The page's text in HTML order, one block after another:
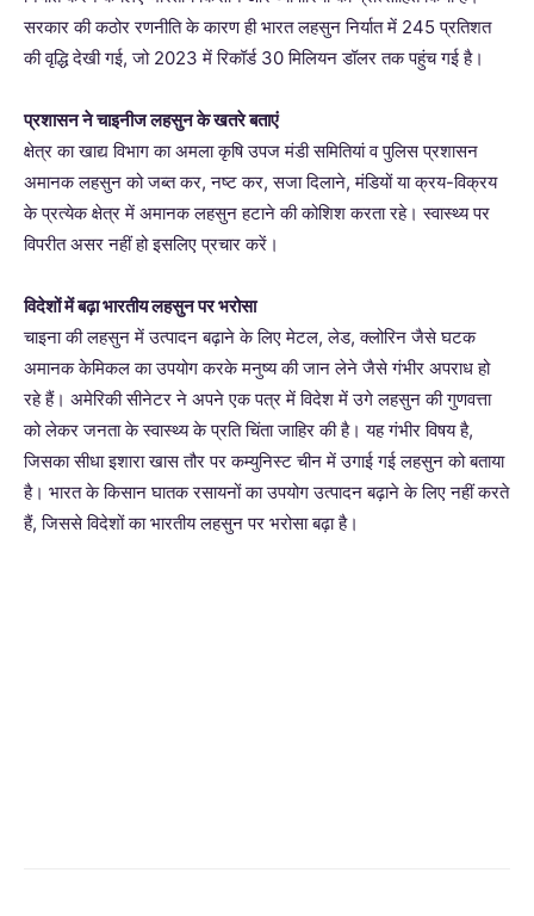
सरकार की कठोर रणनीति के कारण ही भारत लहसुन निर्यात में 245 प्रतिशत
की वृद्धि देखी गई, जो 2023 में रिकॉर्ड 30 मिलियन डॉलर तक पहुंच गई है।
प्रशासन ने चाइनीज लहसुन के खतरे बताएं
क्षेत्र का खाद्य विभाग का अमला कृषि उपज मंडी समितियां व पुलिस प्रशासन
अमानक लहसुन को जब्त कर, नष्ट कर, सजा दिलाने, मंडियों या क्रय-विक्रय
के प्रत्येक क्षेत्र में अमानक लहसुन हटाने की कोशिश करता रहे। स्वास्थ्य पर
विपरीत असर नहीं हो इसलिए प्रचार करें।
विदेशों में बढ़ा भारतीय लहसुन पर भरोसा
चाइना की लहसुन में उत्पादन बढ़ाने के लिए मेटल, लेड, क्लोरिन जैसे घटक
अमानक केमिकल का उपयोग करके मनुष्य की जान लेने जैसे गंभीर अपराध हो
रहे हैं। अमेरिकी सीनेटर ने अपने एक पत्र में विदेश में उगे लहसुन की गुणवत्ता
को लेकर जनता के स्वास्थ्य के प्रति चिंता जाहिर की है। यह गंभीर विषय है,
जिसका सीधा इशारा खास तौर पर कम्युनिस्ट चीन में उगाई गई लहसुन को बताया
है। भारत के किसान घातक रसायनों का उपयोग उत्पादन बढ़ाने के लिए नहीं करते
हैं, जिससे विदेशों का भारतीय लहसुन पर भरोसा बढ़ा है।